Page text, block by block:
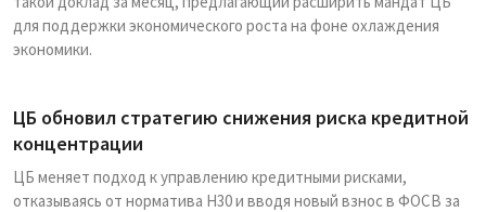
для поддержки экономического роста на фоне охлаждения
экономики.
ЦБ обновил стратегию снижения риска кредитной
концентрации
ЦБ меняет подход к управлению кредитными рисками,
отказываясь от норматива Н30 и вводя новый взнос в ФОСВ за